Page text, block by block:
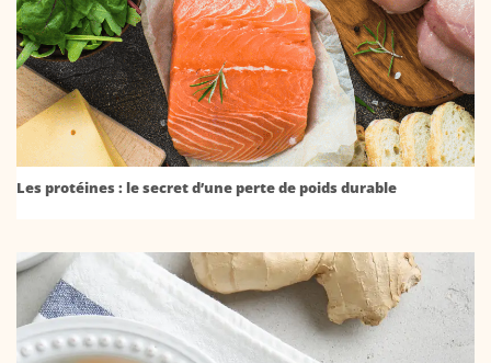
Les protéines : le secret d’une perte de poids durable